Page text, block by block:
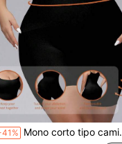
Mono corto tipo camisola de color liso talla grande